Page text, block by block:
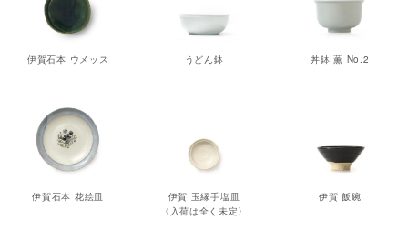
伊賀石本 ウメッス うどん鉢 丼鉢 薫 No.2
伊賀石本 花絵皿
伊賀 玉縁手塩皿
〈入荷は全く未定〉
伊賀 飯碗